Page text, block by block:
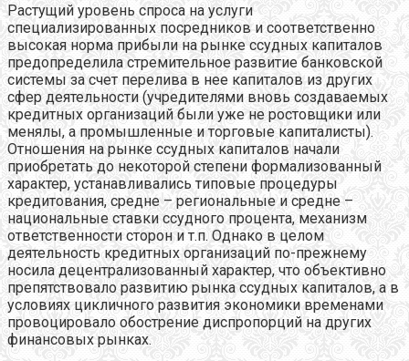
Растущий уровень спроса на услуги
специализированных посредников и соответственно
высокая норма прибыли на рынке ссудных капиталов
предопределила стремительное развитие банковской
системы за счет перелива в нее капиталов из других
сфер деятельности (учредителями вновь создаваемых
кредитных организаций были уже не ростовщики или
менялы, а промышленные и торговые капиталисты).
Отношения на рынке ссудных капиталов начали
приобретать до некоторой степени формализованный
характер, устанавливались типовые процедуры
кредитования, средне – региональные и средне –
национальные ставки ссудного процента, механизм
ответственности сторон и т.п. Однако в целом
деятельность кредитных организаций по-прежнему
носила децентрализованный характер, что объективно
препятствовало развитию рынка ссудных капиталов, а в
условиях цикличного развития экономики временами
провоцировало обострение диспропорций на других
финансовых рынках.